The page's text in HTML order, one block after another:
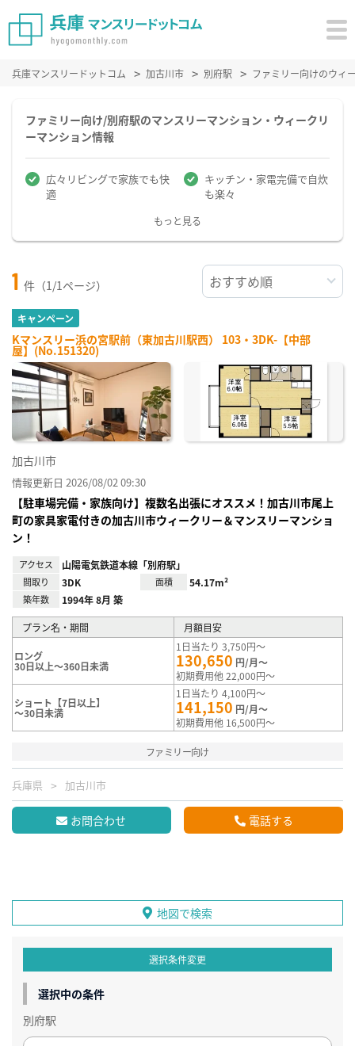
兵庫マンスリードットコム 加古川市 別府駅 ファミリー向けのウィ
ファミリー向け/別府駅のマンスリーマンション・ウィークリ
ーマンション情報
広々リビングで家族でも快
適
キッチン・家電完備で自炊
も楽々
もっと見る
1 件（1/1ページ）
キャンペーン
Kマンスリー浜の宮駅前（東加古川駅西） 103・3DK-【中部
屋】(No.151320)
加古川市
情報更新日 2026/08/02 09:30
【駐車場完備・家族向け】複数名出張にオススメ！加古川市尾上
町の家具家電付きの加古川市ウィークリー＆マンスリーマンショ
ン！
アクセス 山陽電気鉄道本線「別府駅」
間取り 3DK 面積 54.17m²
築年数 1994年 8月 築
プラン名・期間 月額目安
ロング
30日以上～360日未満
1日当たり 3,750円～
130,650 円/月～
初期費用他 22,000円～
ショート【7日以上】
～30日未満
1日当たり 4,100円～
141,150 円/月～
初期費用他 16,500円～
ファミリー向け
兵庫県 加古川市
お問合わせ 電話する
地図で検索
選択条件変更
選択中の条件
別府駅